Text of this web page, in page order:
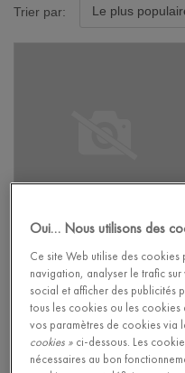
Trier par: Le plus
Chêne Canyon
naturel
VINYLE - BLOS
AVSPU40039
Avec sous-couche
intégrée
Oui… Nous utilisons des
Ce site Web utilise des
navigation, analyser le trafic
social et afficher des publicités
tous les cookies ou les
vos paramètres de cookies via
cookies » ci-dessous. Les
nécessaires au bon